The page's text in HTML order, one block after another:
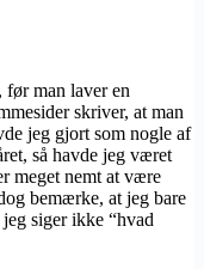
man laver en
skriver, at man
jeg gjort som nogle af
så havde jeg været
meget nemt at være
bemærke, at jeg bare
siger ikke “hvad